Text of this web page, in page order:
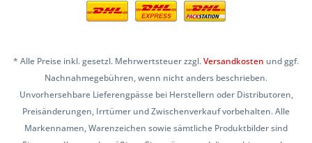
* Alle Preise inkl. gesetzl. Mehrwertsteuer zzgl.Versandkosten und ggf.
Nachnahmegebühren, wenn nicht anders beschrieben.
Unvorhersehbare Lieferengpässe bei Herstellern oder Distributoren,
Preisänderungen, Irrtümer und Zwischenverkauf vorbehalten. Alle
Markennamen, Warenzeichen sowie sämtliche Produktbilder sind